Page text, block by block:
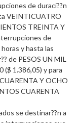
de duraci??n
VEINTICUATRO
TREINTA Y
de
y hasta las
de PESOS UN MIL
($ 1.386,05) y para
Y OCHO
CUARENTA
se destinar??n a